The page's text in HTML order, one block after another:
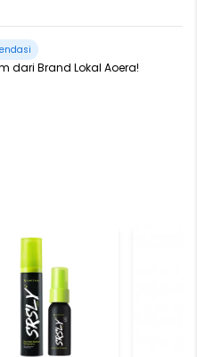
dari Brand Lokal Aoera!